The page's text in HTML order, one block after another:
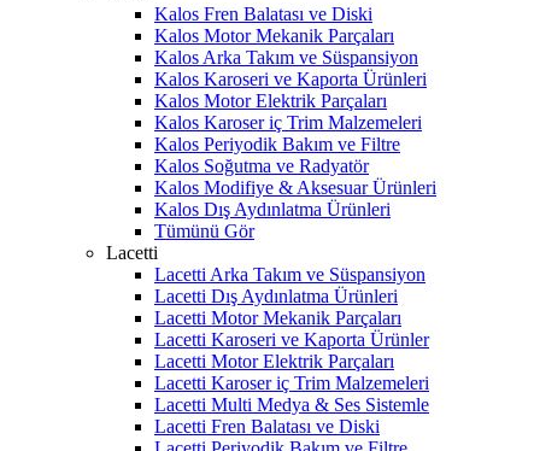
Kalos Fren Balatası ve Diski
Kalos Motor Mekanik Parçaları
Kalos Arka Takım ve Süspansiyon
Kalos Karoseri ve Kaporta Ürünleri
Kalos Motor Elektrik Parçaları
Kalos Karoser iç Trim Malzemeleri
Kalos Periyodik Bakım ve Filtre
Kalos Soğutma ve Radyatör
Kalos Modifiye & Aksesuar Ürünleri
Kalos Dış Aydınlatma Ürünleri
Tümünü Gör
Lacetti
Lacetti Arka Takım ve Süspansiyon
Lacetti Dış Aydınlatma Ürünleri
Lacetti Motor Mekanik Parçaları
Lacetti Karoseri ve Kaporta Ürünler
Lacetti Motor Elektrik Parçaları
Lacetti Karoser iç Trim Malzemeleri
Lacetti Multi Medya & Ses Sistemle
Lacetti Fren Balatası ve Diski